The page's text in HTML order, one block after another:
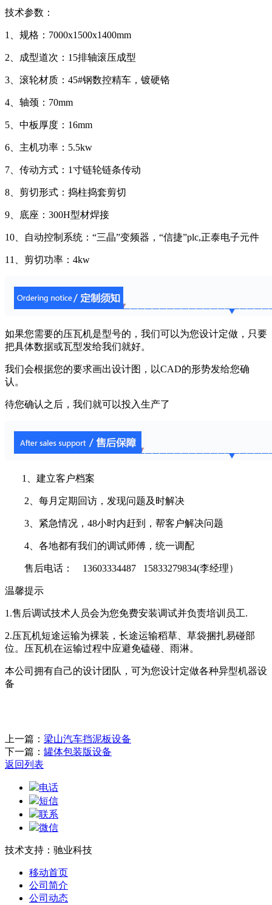
技术参数：
1、规格：7000x1500x1400mm
2、成型道次：15排轴滚压成型
3、滚轮材质：45#钢数控精车，镀硬铬
4、轴颈：70mm
5、中板厚度：16mm
6、主机功率：5.5kw
7、传动方式：1寸链轮链条传动
8、剪切形式：捣柱捣套剪切
9、底座：300H型材焊接
10、自动控制系统：“三晶”变频器，“信捷”plc,正泰电子元件
11、剪切功率：4kw
如果您需要的压瓦机是型号的，我们可以为您设计定做，只要
把具体数据或瓦型发给我们就好。
我们会根据您的要求画出设计图，以CAD的形势发给您确
认。
待您确认之后，我们就可以投入生产了
1、建立客户档案
2、每月定期回访，发现问题及时解决
3、紧急情况，48小时内赶到，帮客户解决问题
4、各地都有我们的调试师傅，统一调配
售后电话： 13603334487 15833279834(李经理）
温馨提示
1.售后调试技术人员会为您免费安装调试并负责培训员工.
2.压瓦机短途运输为裸装，长途运输稻草、草袋捆扎易碰部
位。压瓦机在运输过程中应避免磕碰、雨淋。
本公司拥有自己的设计团队，可为您设计定做各种异型机器设
备
上一篇： 梁山汽车挡泥板设备
下一篇： 罐体包装版设备
返回列表
电话
短信
联系
微信
技术支持：驰业科技
移动首页
公司简介
公司动态